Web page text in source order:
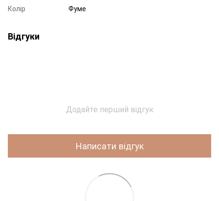
Колір Фуме
Відгуки
Додайте перший відгук
Написати відгук